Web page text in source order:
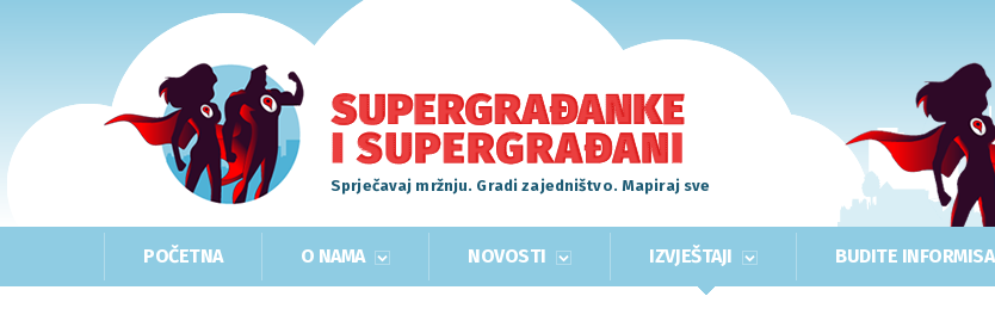
Sprječavaj mržnju. Gradi zajedništvo. Mapiraj sve
POČETNA O NAMA NOVOSTI IZVJEŠTAJI BUDITE